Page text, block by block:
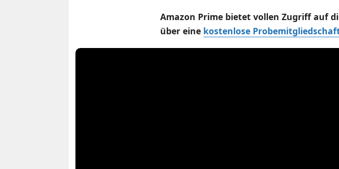
Amazon Prime bietet vollen Zugriff auf
über eine kostenlose